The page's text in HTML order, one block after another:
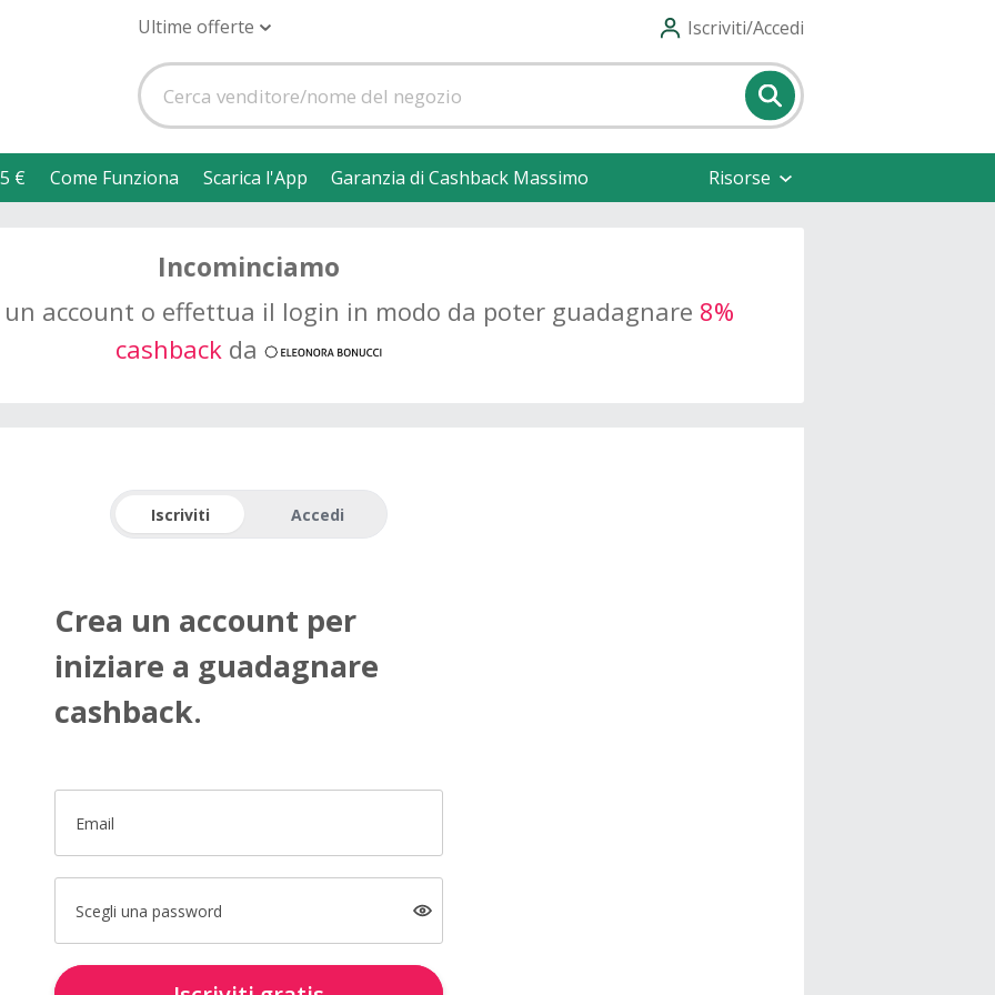
Ultime offerte Iscriviti/Accedi
€ Come Funziona Scarica l'App Garanzia di Cashback Massimo Risorse
Incominciamo
un account o effettua il login in modo da poter guadagnare 8%
cashback da
Iscriviti Accedi
Crea un account per
iniziare a guadagnare
cashback.
Email
Scegli una password